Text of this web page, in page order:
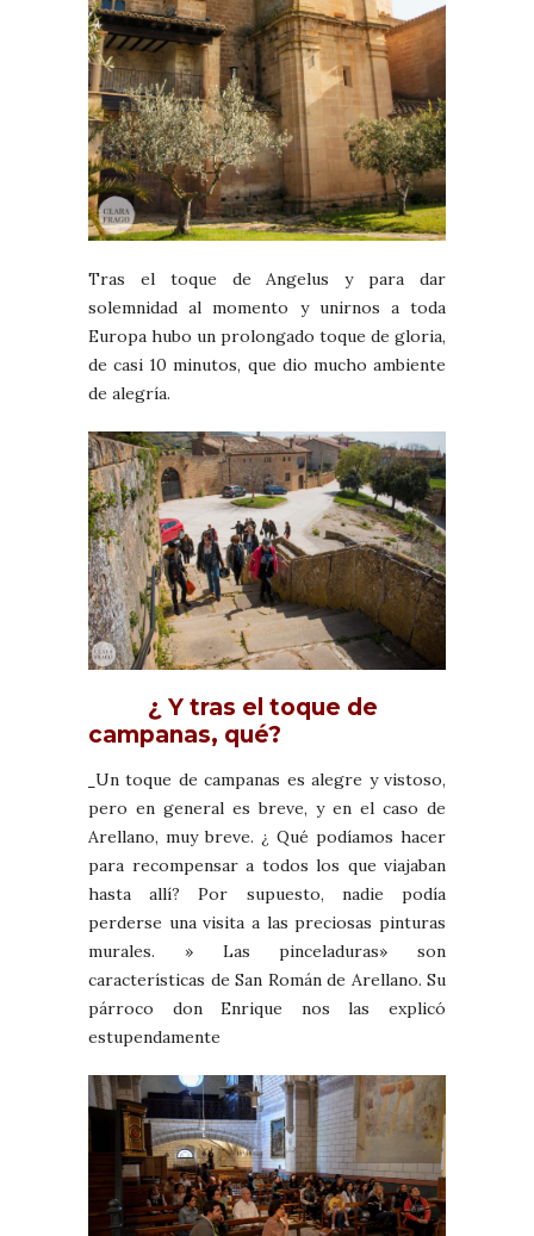
Tras el toque de Angelus y para dar
solemnidad al momento y unirnos a toda
Europa hubo un prolongado toque de gloria,
de casi 10 minutos, que dio mucho ambiente
de alegría.
¿ Y tras el toque de
campanas, qué?
Un toque de campanas es alegre y vistoso,
pero en general es breve, y en el caso de
Arellano, muy breve. ¿ Qué podíamos hacer
para recompensar a todos los que viajaban
hasta allí? Por supuesto, nadie podía
perderse una visita a las preciosas pinturas
murales. » Las pinceladuras» son
características de San Román de Arellano. Su
párroco don Enrique nos las explicó
estupendamente